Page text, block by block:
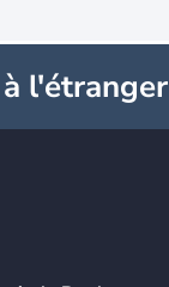
l'étranger